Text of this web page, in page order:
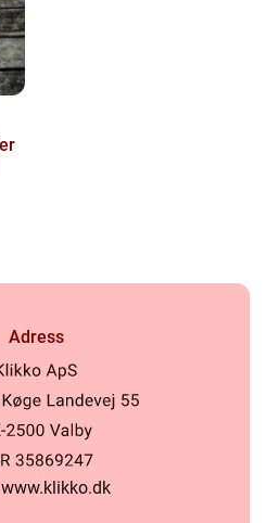
Adress
www.klikko.dk